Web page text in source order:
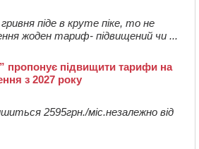
піде в круте піке, то не
жоден тариф- підвищений чи ...
пропонує підвищити тарифи на
з 2027 року
2595грн./міс.незалежно від